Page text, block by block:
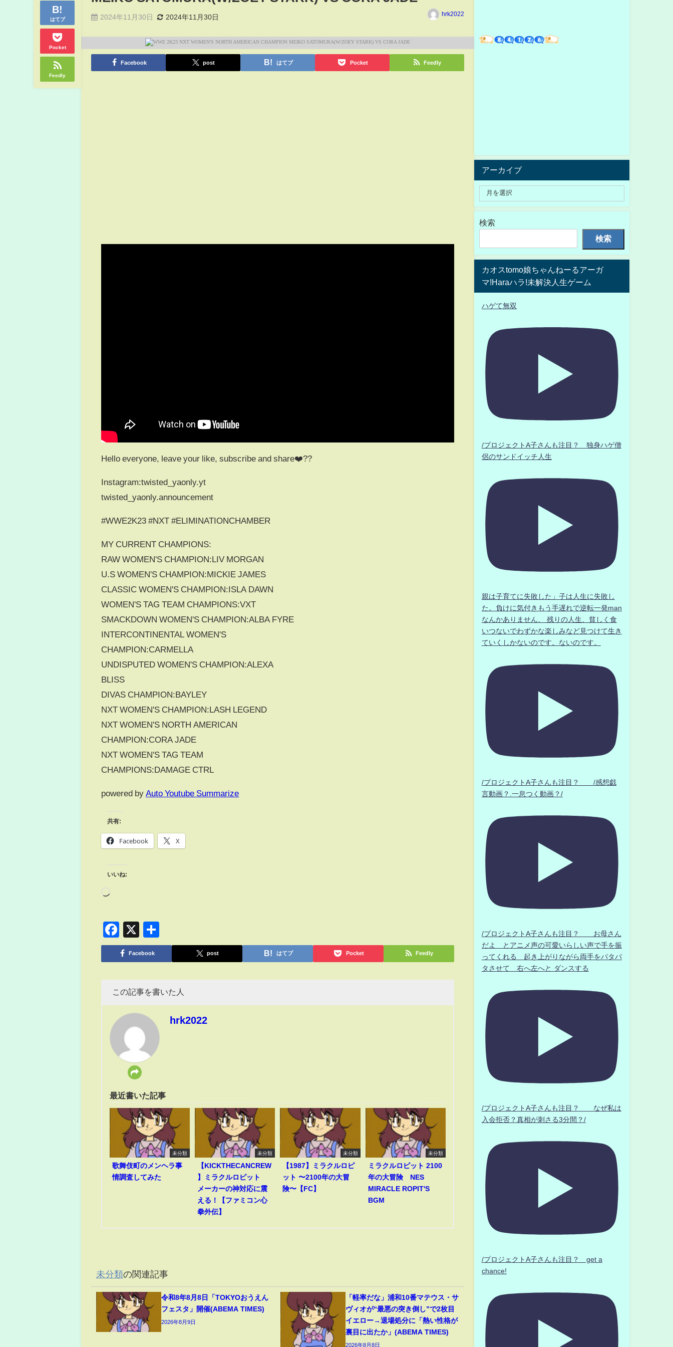
はてブ
Pocket
Feedly
2024年11月30日 2024年11月30日 hrk2022
Facebook post はてブ Pocket Feedly
Hello everyone, leave your like, subscribe and share❤️??
Instagram:twisted_yaonly.yt
twisted_yaonly.announcement
#WWE2K23 #NXT #ELIMINATIONCHAMBER
MY CURRENT CHAMPIONS:
RAW WOMEN'S CHAMPION:LIV MORGAN
U.S WOMEN'S CHAMPION:MICKIE JAMES
CLASSIC WOMEN'S CHAMPION:ISLA DAWN
WOMEN'S TAG TEAM CHAMPIONS:VXT
SMACKDOWN WOMEN'S CHAMPION:ALBA FYRE
INTERCONTINENTAL WOMEN'S
CHAMPION:CARMELLA
UNDISPUTED WOMEN'S CHAMPION:ALEXA
BLISS
DIVAS CHAMPION:BAYLEY
NXT WOMEN'S CHAMPION:LASH LEGEND
NXT WOMEN'S NORTH AMERICAN
CHAMPION:CORA JADE
NXT WOMEN'S TAG TEAM
CHAMPIONS:DAMAGE CTRL
powered by Auto Youtube Summarize
共有:
Facebook X
いいね:
Facebook
X
有
Facebook post はてブ Pocket Feedly
この記事を書いた人
hrk2022
最近書いた記事
未分類
歌舞伎町のメンヘラ事
情調査してみた
未分類
【KICKTHECANCREW
】ミラクルロピット
メーカーの神対応に震
える！【ファミコン心
拳外伝】
未分類
【1987】ミラクルロピ
ット 〜2100年の大冒
険〜【FC】
未分類
ミラクルロピット 2100
年の大冒険 NES
MIRACLE ROPIT'S
BGM
未分類の関連記事
令和8年8月8日「TOKYOおうえん
フェスタ」開催(ABEMA TIMES)
2026年8月9日
「軽率だな」浦和10番マテウス・サ
ヴィオが“最悪の突き倒し”で2枚目
イエロー→退場処分に「熱い性格が
裏目に出たか」(ABEMA TIMES)
2026年8月8日
アーカイブ
検索
検索
カオスtomo娘ちゃんねーるアーガ
マ!Haraハラ!未解決人生ゲーム
ハゲて無双
/プロジェクトA子さんも注目？ 独身ハゲ僧
侶のサンドイッチ人生
親は子育てに失敗した」子は人生に失敗し
た。負けに気付きもう手遅れで逆転一発man
なんかありません、 残りの人生、貧しく食
いつないでわずかな楽しみなど見つけて生き
ていくしかないのです。ないのです。
/プロジェクトA子さんも注目？ /感想戯
言動画？.一息つく動画？/
/プロジェクトA子さんも注目？ お母さん
だよ とアニメ声の可愛いらしい声で手を振
ってくれる 起き上がりながら両手をパタパ
タさせて 右へ左へと ダンスする
/プロジェクトA子さんも注目？ なぜ私は
入会拒否？真相が刺さる3分間？/
/プロジェクトA子さんも注目？ get a
chance!